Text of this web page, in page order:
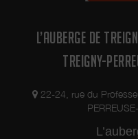
L’AUBERGE DE
TREIGNY-
22-24, rue du